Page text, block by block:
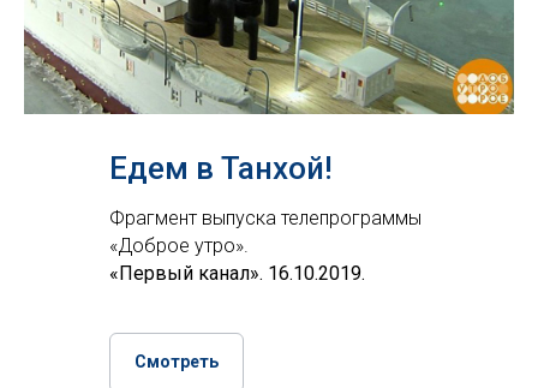
Едем в Танхой!
Фрагмент выпуска телепрограммы
«Доброе утро».
«Первый канал». 16.10.2019.
Смотреть